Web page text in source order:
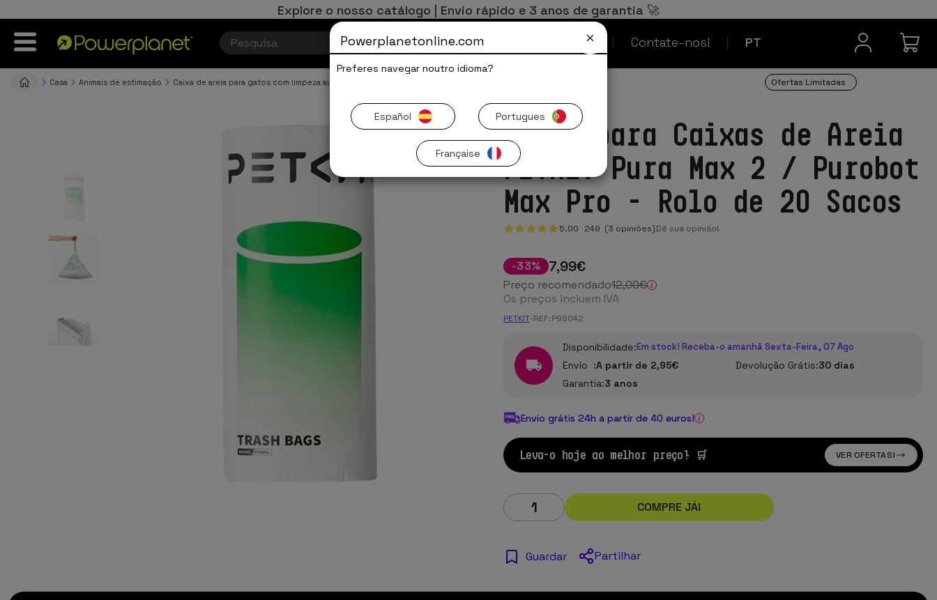
Explore o nosso catálogo | Envio rápido e 3 anos de garantia 🚀
PT
Ofertas Limitadas Contate-nos!
Contacto
Casa Animais de estimação Caixa de areia para gatos com limpeza automática Ofertas Limitadas
Sacos para Caixas de Areia
PETKIT Pura Max 2 / Purobot
Max Pro - Rolo de 20 Sacos
5.00 249 (3 opiniões)Dê sua opinião!
-33% 7,99€
Preço recomendado12,00€
Os preços incluem IVA
PETKIT-REF:P99042
Disponibilidade:Em stock! Receba-o amanhã Sexta-Feira, 07 Ago
Envío :A partir de 2,95€ Devolução Grátis:30 dias
Garantia:3 anos
Envio grátis 24h a partir de 40 euros!
Leva-o hoje ao melhor preço! 🛒 VER OFERTAS!
COMPRE JÁ!
Guardar Partilhar
Powerplanetonline.com
Preferes navegar noutro idioma?
Español Portugues
Française